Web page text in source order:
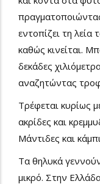
εντοπίζει τη
καθώς κινείται.
δεκάδες
αναζητώντας
Τρέφεται κυρίως
ακρίδες και
Μάντιδες και
Τα θηλυκά
μικρό. Στην